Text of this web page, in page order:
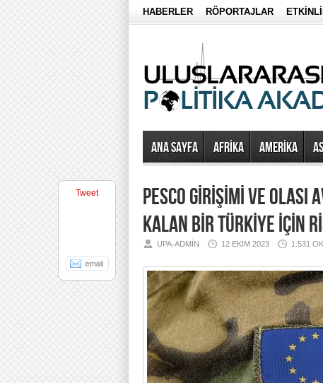
HABERLER RÖPORTAJLAR
Ana Sayfa AFRİKA AMERİKA
PESCO GİRİŞİMİ VE OLASI
KALAN BİR TÜRKİYE İÇİN
UPA-ADMIN 12 EKIM 2023 1.531
Tweet